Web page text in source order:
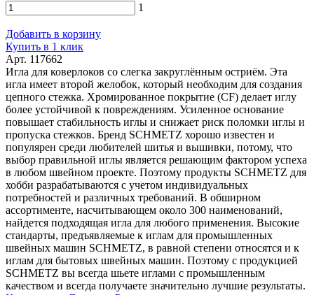
1
Добавить в корзину
Купить в 1 клик
Арт. 117662
Игла для коверлоков со слегка закруглённым остриём. Эта
игла имеет второй желобок, который необходим для создания
цепного стежка. Хромированное покрытие (CF) делает иглу
более устойчивой к повреждениям. Усиленное основание
повышает стабильность иглы и снижает риск поломки иглы и
пропуска стежков. Бренд SCHMETZ хорошо известен и
популярен среди любителей шитья и вышивки, потому, что
выбор правильной иглы является решающим фактором успеха
в любом швейном проекте. Поэтому продукты SCHMETZ для
хобби разрабатываются с учетом индивидуальных
потребностей и различных требований. В обширном
ассортименте, насчитывающем около 300 наименований,
найдется подходящая игла для любого применения. Высокие
стандарты, предъявляемые к иглам для промышленных
швейных машин SCHMETZ, в равной степени относятся и к
иглам для бытовых швейных машин. Поэтому с продукцией
SCHMETZ вы всегда шьете иглами с промышленным
качеством и всегда получаете значительно лучшие результаты.